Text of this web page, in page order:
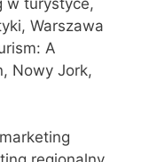
Warszawa
A
Nowy Jork,